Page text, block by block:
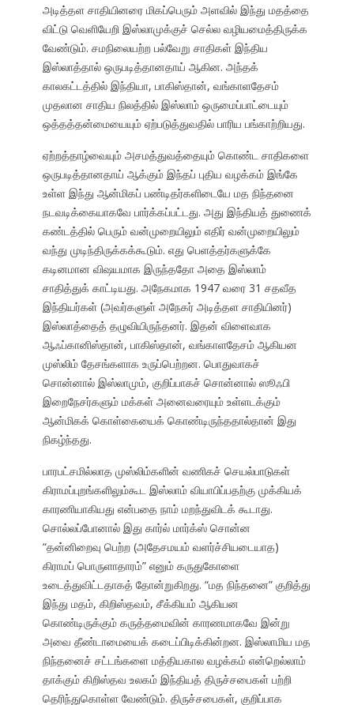
அடித்தள சாதியினரை மிகப்பெரும் அளவில் இந்து மதத்தை
விட்டு வெளியேறி இஸ்லாமுக்குச் செல்ல வழியமைத்திருக்க
வேண்டும். சமநிலையற்ற பல்வேறு சாதிகள் இந்திய
இஸ்லாத்தால் ஒருபடித்தானதாய் ஆகின. அந்தக்
காலகட்டத்தில் இந்தியா, பாகிஸ்தான், வங்காளதேசம்
முதலான சாதிய நிலத்தில் இஸ்லாம் ஒருமைப்பாட்டையும்
ஒத்தத்தன்மையையும் ஏற்படுத்துவதில் பாரிய பங்காற்றியது.
ஏற்றத்தாழ்வையும் அசமத்துவத்தையும் கொண்ட சாதிகளை
ஒருபடித்தானதாய் ஆக்கும் இந்தப் புதிய வழக்கம் இங்கே
உள்ள இந்து ஆன்மிகப் பண்டிதர்களிடையே மத நிந்தனை
நடவடிக்கையாகவே பார்க்கப்பட்டது. அது இந்தியத் துணைக்
கண்டத்தில் பெரும் வன்முறையிலும் எதிர் வன்முறையிலும்
வந்து முடிந்திருக்கக்கூடும். எது பெளத்தர்களுக்கே
கடினமான விஷயமாக இருந்ததோ அதை இஸ்லாம்
சாதித்துக் காட்டியது. அநேகமாக 1947 வரை 31 சதவீத
இந்தியர்கள் (அவர்களுள் அநேகர் அடித்தள சாதியினர்)
இஸ்லாத்தைத் தழுவியிருந்தனர். இதன் விளைவாக
ஆஃப்கானிஸ்தான், பாகிஸ்தான், வங்காளதேசம் ஆகியன
முஸ்லிம் தேசங்களாக உருப்பெற்றன. பொதுவாகச்
சொன்னால் இஸ்லாமும், குறிப்பாகச் சொன்னால் ஸூஃபி
இறைநேசர்களும் மக்கள் அனைவரையும் உள்ளடக்கும்
ஆன்மிகக் கொள்கையைக் கொண்டிருந்ததால்தான் இது
நிகழ்ந்தது.
பாரபட்சமில்லாத முஸ்லிம்களின் வணிகச் செயல்பாடுகள்
கிராமப்புறங்களிலும்கூட இஸ்லாம் வியாபிப்பதற்கு முக்கியக்
காரணியாகியது என்பதை நாம் மறந்துவிடக் கூடாது.
சொல்லப்போனால் இது கார்ல் மார்க்ஸ் சொன்ன
“தன்னிறைவு பெற்ற (அதேசமயம் வளர்ச்சியடையாத)
கிராமப் பொருளாதாரம்” எனும் கருதுகோளை
உடைத்துவிட்டதாகத் தோன்றுகிறது. “மத நிந்தனை” குறித்து
இந்து மதம், கிறிஸ்தவம், சீக்கியம் ஆகியன
கொண்டிருக்கும் கருத்தமைவின் காரணமாகவே இன்று
அவை தீண்டாமையைக் கடைப்பிடிக்கின்றன. இஸ்லாமிய மத
நிந்தனைச் சட்டங்களை மத்தியகால வழக்கம் என்றெல்லாம்
தாக்கும் கிறிஸ்தவ உலகம் இந்தியத் திருச்சபைகள் பற்றி
தெரிந்துகொள்ள வேண்டும். திருச்சபைகள், குறிப்பாக